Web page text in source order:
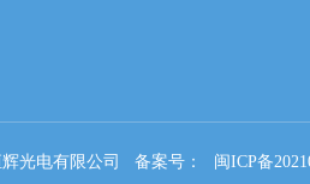
辉光电有限公司 备案号： 闽ICP备